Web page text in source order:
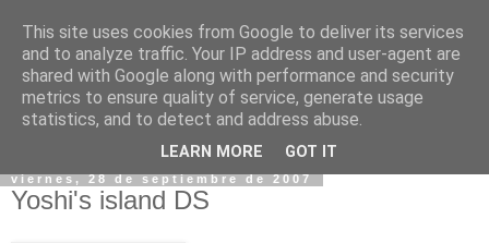
viernes, 28 de septiembre de 2007
Yoshi's island DS
This site uses cookies from Google to deliver its services
and to analyze traffic. Your IP address and user-agent are
shared with Google along with performance and security
metrics to ensure quality of service, generate usage
statistics, and to detect and address abuse.
LEARN MORE GOT IT